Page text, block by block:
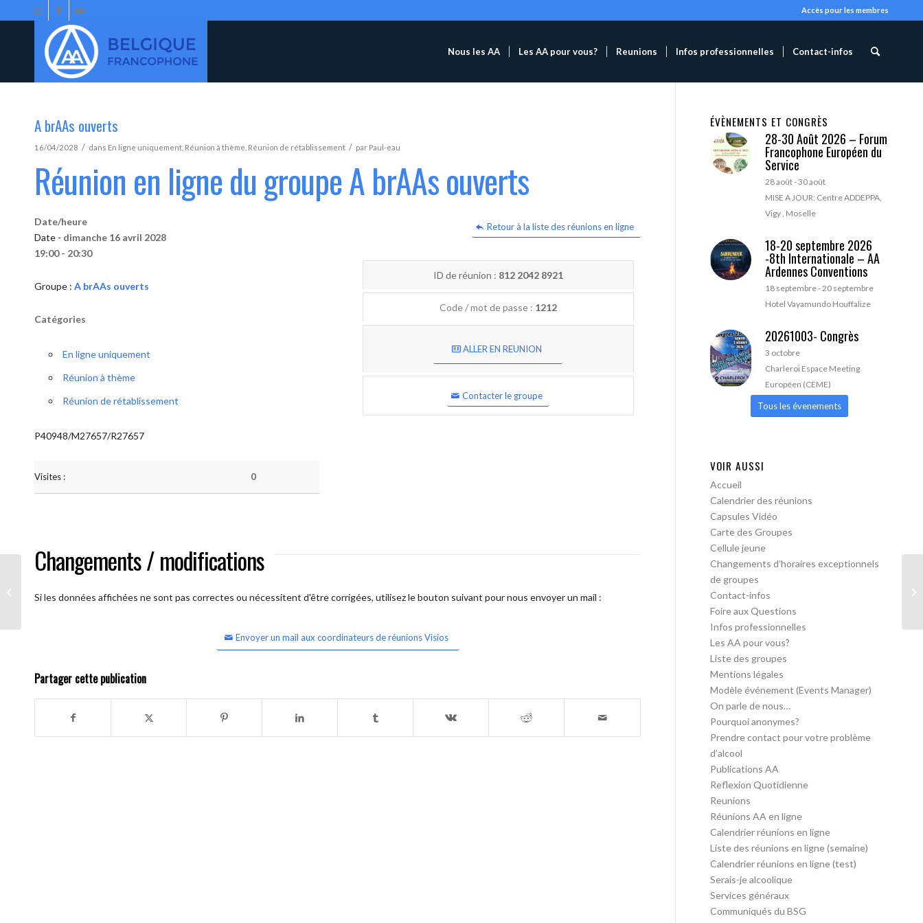
Accès pour les membres
Nous les AA Les AA pour vous? Reunions Infos professionnelles Contact-infos
A brAAs ouverts
16/04/2028 / dans En ligne uniquement Réunion à thème Réunion de rétablissement / par Paul-eau
Réunion en ligne du groupe A brAAs ouverts
Retour à la liste des réunions en ligne
Date/heure
Date - dimanche 16 avril 2028
19:00 - 20:30
Groupe : A brAAs ouverts
Catégories
En ligne uniquement
Réunion à thème
Réunion de rétablissement
P40948/M27657/R27657
Visites : 0
ID de réunion : 812 2042 8921
Code / mot de passe : 1212
ALLER EN REUNION
Contacter le groupe
Changements / modifications
Si les données affichées ne sont pas correctes ou nécessitent d'être corrigées, utilisez le bouton suivant pour nous envoyer un mail :
Envoyer un mail aux coordinateurs de réunions Visios
Partager cette publication
ÉVÈNEMENTS ET CONGRÈS
28-30 Août 2026 – Forum
Francophone Européen du
Service
28 août-30 août
MISE A JOUR: Centre ADDEPPA,
Vigy , Moselle
18-20 septembre 2026
-8th Internationale – AA
Ardennes Conventions
18 septembre-20 septembre
Hotel Vayamundo Houffalize
20261003- Congrès
3 octobre
Charleroi Espace Meeting
Européen (CEME)
Tous les évenements
VOIR AUSSI
Accueil
Calendrier des réunions
Capsules Vidéo
Carte des Groupes
Cellule jeune
Changements d’horaires exceptionnels
de groupes
Contact-infos
Foire aux Questions
Infos professionnelles
Les AA pour vous?
Liste des groupes
Mentions légales
Modèle événement (Events Manager)
On parle de nous…
Pourquoi anonymes?
Prendre contact pour votre problème
d’alcool
Publications AA
Reflexion Quotidienne
Reunions
Réunions AA en ligne
Calendrier réunions en ligne
Liste des réunions en ligne (semaine)
Calendrier réunions en ligne (test)
Serais-je alcoolique
Services généraux
Communiqués du BSG
A